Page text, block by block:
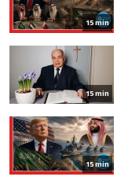
15 min
15 min
15 min